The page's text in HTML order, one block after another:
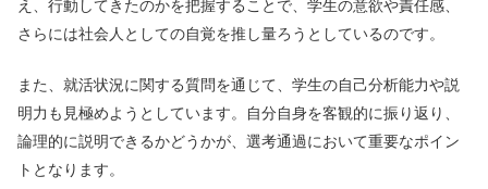
え、行動してきたのかを把握することで、学生の意欲や責任感、
さらには社会人としての自覚を推し量ろうとしているのです。
また、就活状況に関する質問を通じて、学生の自己分析能力や説
明力も見極めようとしています。自分自身を客観的に振り返り、
論理的に説明できるかどうかが、選考通過において重要なポイン
トとなります。